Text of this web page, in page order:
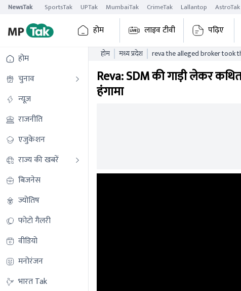
NewsTak SportsTak UPTak MumbaiTak CrimeTak Lallantop AstroTak
होम लाइव टीवी पढ़िए
होम
चुनाव
न्यूज़
राजनीति
एजुकेशन
राज्य की खबरें
बिजनेस
ज्योतिष
फोटो गैलरी
वीडियो
मनोरंजन
भारत Tak
होम मध्य प्रदेश
reva the alleged broker took
Reva: SDM की गाड़ी लेकर
हंगामा